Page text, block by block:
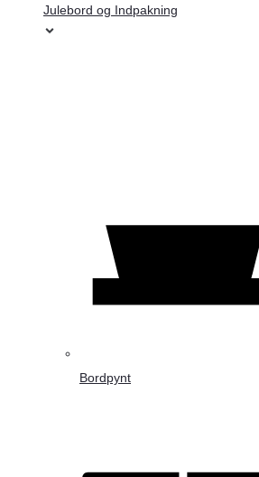
Julebord og Indpakning
Bordpynt